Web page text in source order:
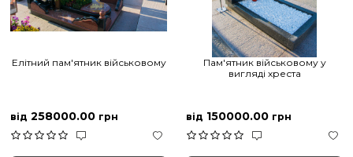
Елітний пам'ятник військовому
від 258000.00 грн
Пам'ятник військовому у
вигляді хреста
від 150000.00 грн